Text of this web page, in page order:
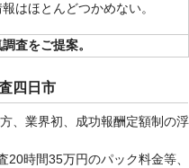
はほとんどつかめない。
査をご提案。
四日市
、業界初、成功報酬定額制の浮
時間35万円のパック料金等、